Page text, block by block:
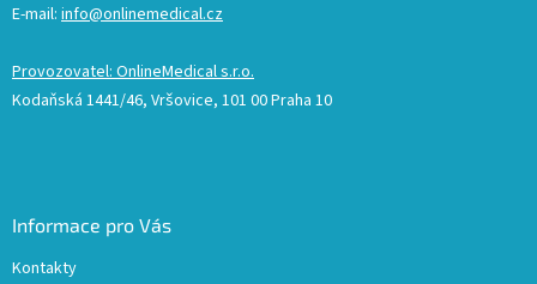
E-mail: info@onlinemedical.cz
Provozovatel: OnlineMedical s.r.o.
Kodaňská 1441/46, Vršovice, 101 00 Praha 10
Informace pro Vás
Kontakty